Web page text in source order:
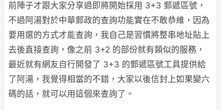
前陣子才跟大家分享過即將開始採用 3+3 郵遞區號，
不過阿湯對於中華郵政的查詢功能實在不敢恭維，因為
要用選的方式才能查詢，我自己是習慣將整串地址貼上
去後直接查詢，像之前 3+2 的部份就有類似的服務，
最近就有網友自行開發了 3+3 的郵遞區號工具提供給
了阿湯，我覺得相當的不錯，大家以後信封上如果變六
碼的話，就可以用這個來查詢了。